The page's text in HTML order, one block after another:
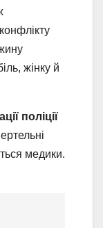
жінку й
поліції
медики.